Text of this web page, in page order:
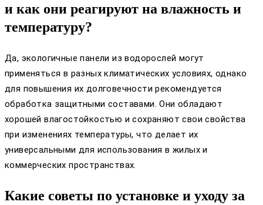
и как они реагируют на влажность и
температуру?
Да, экологичные панели из водорослей могут
применяться в разных климатических условиях, однако
для повышения их долговечности рекомендуется
обработка защитными составами. Они обладают
хорошей влагостойкостью и сохраняют свои свойства
при изменениях температуры, что делает их
универсальными для использования в жилых и
коммерческих пространствах.
Какие советы по установке и уходу за